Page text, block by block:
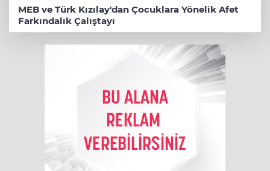
MEB ve Türk Kızılay'dan Çocuklara Yönelik Afet
Farkındalık Çalıştayı